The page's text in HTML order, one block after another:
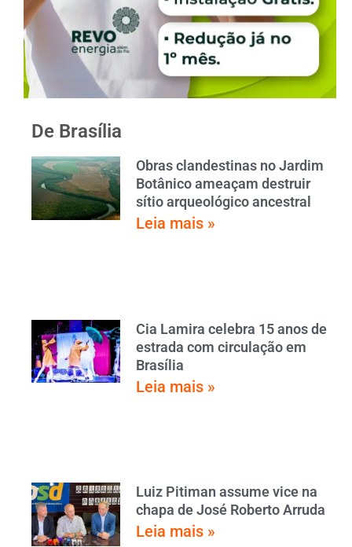
De Brasília
Obras clandestinas no Jardim
Botânico ameaçam destruir
sítio arqueológico ancestral
Leia mais »
Cia Lamira celebra 15 anos de
estrada com circulação em
Brasília
Leia mais »
Luiz Pitiman assume vice na
chapa de José Roberto Arruda
Leia mais »